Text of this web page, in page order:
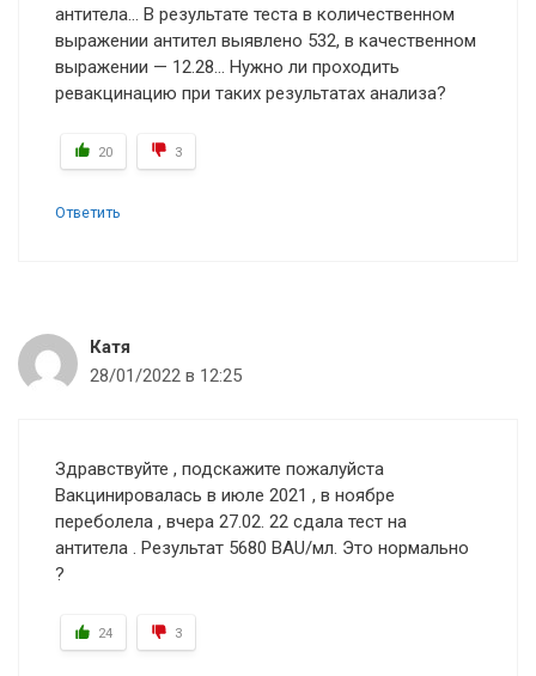
антитела… В результате теста в количественном
выражении антител выявлено 532, в качественном
выражении — 12.28… Нужно ли проходить
ревакцинацию при таких результатах анализа?
20 3
Ответить
Катя
28/01/2022 в 12:25
Здравствуйте , подскажите пожалуйста
Вакцинировалась в июле 2021 , в ноябре
переболела , вчера 27.02. 22 сдала тест на
антитела . Результат 5680 BAU/мл. Это нормально
?
24 3